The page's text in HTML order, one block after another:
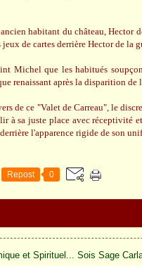
habitant du château, Hector
de cartes derrière Hector de la
Michel que les habitués
renaissant après la disparition de
de ce "Valet de Carreau", le
à sa juste place avec réceptivité
l'apparence rigide de son
Repost 0
et Spirituel... Sois Sage